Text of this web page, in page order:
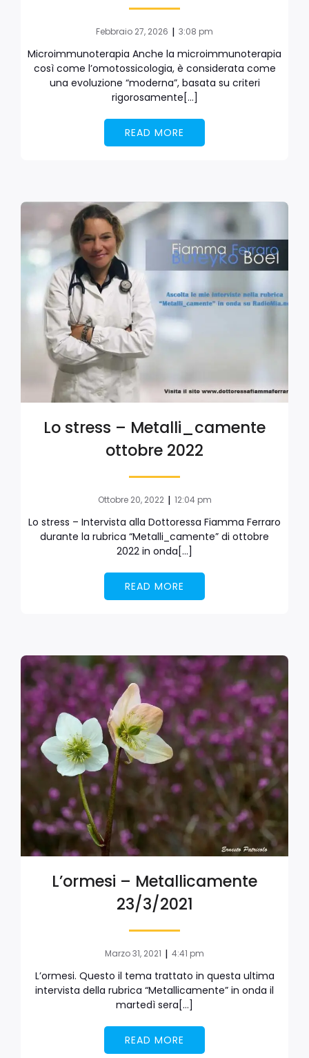
Febbraio 27, 2026 | 3:08 pm
Microimmunoterapia Anche la microimmunoterapia
così come l’omotossicologia, è considerata come
una evoluzione “moderna”, basata su criteri
rigorosamente[…]
READ MORE
Lo stress – Metalli_camente
ottobre 2022
Ottobre 20, 2022 | 12:04 pm
Lo stress – Intervista alla Dottoressa Fiamma Ferraro
durante la rubrica “Metalli_camente” di ottobre
2022 in onda[…]
READ MORE
L’ormesi – Metallicamente
23/3/2021
Marzo 31, 2021 | 4:41 pm
L’ormesi. Questo il tema trattato in questa ultima
intervista della rubrica “Metallicamente” in onda il
martedì sera[…]
READ MORE